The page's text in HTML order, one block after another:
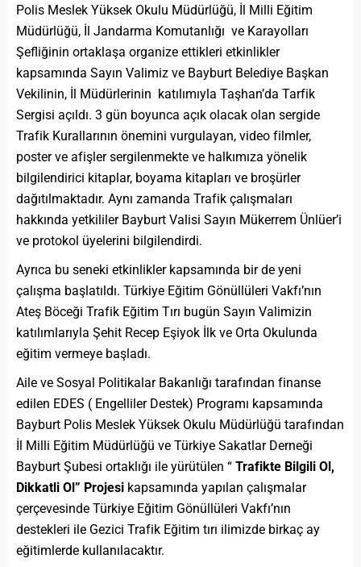
Polis Meslek Yüksek Okulu Müdürlüğü, İl Milli Eğitim
Müdürlüğü, İl Jandarma Komutanlığı ve Karayolları
Şefliğinin ortaklaşa organize ettikleri etkinlikler
kapsamında Sayın Valimiz ve Bayburt Belediye Başkan
Vekilinin, İl Müdürlerinin katılımıyla Taşhan’da Tarfik
Sergisi açıldı. 3 gün boyunca açık olacak olan sergide
Trafik Kurallarının önemini vurgulayan, video filmler,
poster ve afişler sergilenmekte ve halkımıza yönelik
bilgilendirici kitaplar, boyama kitapları ve broşürler
dağıtılmaktadır. Aynı zamanda Trafik çalışmaları
hakkında yetkililer Bayburt Valisi Sayın Mükerrem Ünlüer’i
ve protokol üyelerini bilgilendirdi.
Ayrıca bu seneki etkinlikler kapsamında bir de yeni
çalışma başlatıldı. Türkiye Eğitim Gönüllüleri Vakfı’nın
Ateş Böceği Trafik Eğitim Tırı bugün Sayın Valimizin
katılımlarıyla Şehit Recep Eşiyok İlk ve Orta Okulunda
eğitim vermeye başladı.
Aile ve Sosyal Politikalar Bakanlığı tarafından finanse
edilen EDES ( Engelliler Destek) Programı kapsamında
Bayburt Polis Meslek Yüksek Okulu Müdürlüğü tarafından
İl Milli Eğitim Müdürlüğü ve Türkiye Sakatlar Derneği
Bayburt Şubesi ortaklığı ile yürütülen “ Trafikte Bilgili Ol,
Dikkatli Ol” Projesi kapsamında yapılan çalışmalar
çerçevesinde Türkiye Eğitim Gönüllüleri Vakfı’nın
destekleri ile Gezici Trafik Eğitim tırı ilimizde birkaç ay
eğitimlerde kullanılacaktır.